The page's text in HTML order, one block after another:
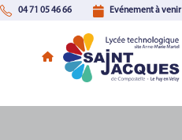
04 71 05 46 66 Evénement à venir